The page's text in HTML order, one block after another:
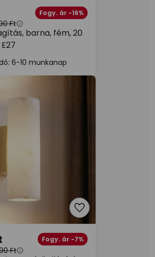
barna, fém, 20
Fogy. ár -16%
Ft
6-10 munkanap
Fogy. ár -7%
Ft